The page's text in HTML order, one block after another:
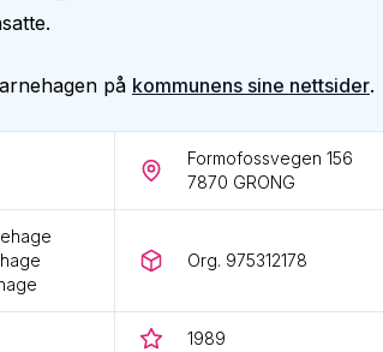
på kommunens sine nettsider.
Formofossvegen 156
7870 GRONG
Org. 975312178
1989